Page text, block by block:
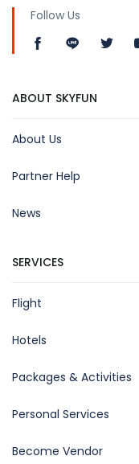
Follow Us
ABOUT SKYFUN
About Us
Partner Help
News
SERVICES
Flight
Hotels
Packages & Activities
Personal Services
Become Vendor